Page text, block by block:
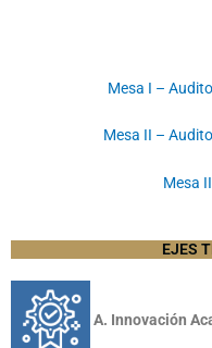
Mesa I –
Mesa II –
Mesa
EJES
A. Innovación